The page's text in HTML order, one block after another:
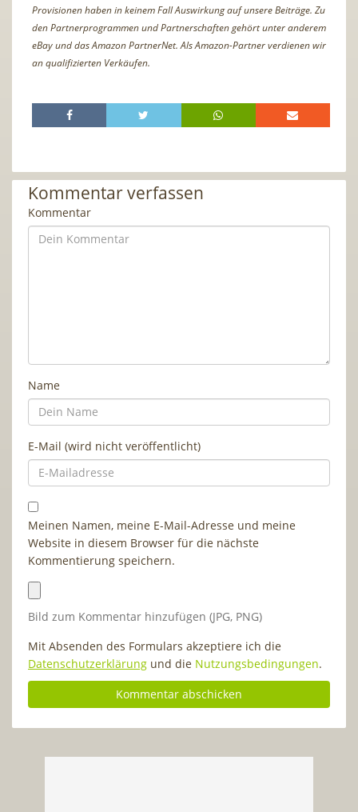
Provisionen haben in keinem Fall Auswirkung auf unsere Beiträge. Zu
den Partnerprogrammen und Partnerschaften gehört unter anderem
eBay und das Amazon PartnerNet. Als Amazon-Partner verdienen wir
an qualifizierten Verkäufen.
Kommentar verfassen
Kommentar
Name
E-Mail (wird nicht veröffentlicht)
Meinen Namen, meine E-Mail-Adresse und meine
Website in diesem Browser für die nächste
Kommentierung speichern.
Bild zum Kommentar hinzufügen (JPG, PNG)
Mit Absenden des Formulars akzeptiere ich die
Datenschutzerklärung und die Nutzungsbedingungen.